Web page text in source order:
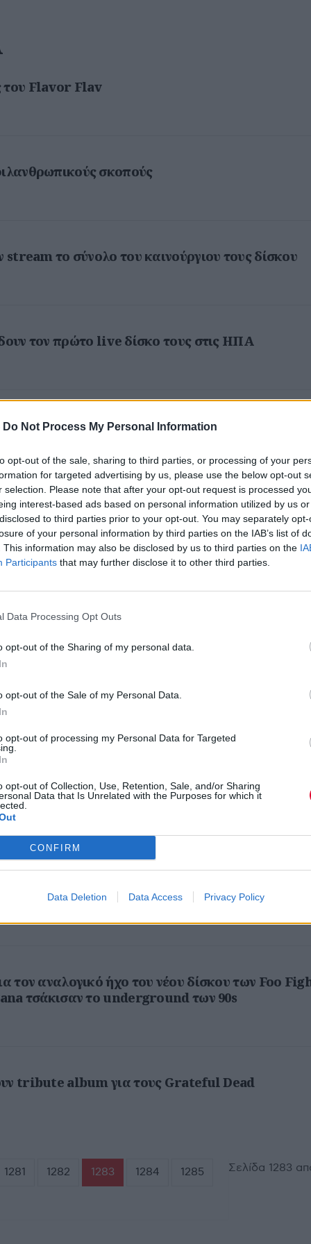
Do Not Process My Personal Information
opt-out of the sale, sharing to third parties, or processing of your
for targeted advertising by us, please use the below opt-out
selection. Please note that after your opt-out request is processed
interest-based ads based on personal information utilized by us
to third parties prior to your opt-out. You may separately
of your personal information by third parties on the IAB’s list of
This information may also be disclosed by us to third parties on the
Participants that may further disclose it to other third parties.
Data Processing Opt Outs
opt-out of the Sharing of my personal data.
opt-out of the Sale of my Personal Data.
opt-out of processing my Personal Data for Targeted
opt-out of Collection, Use, Retention, Sale, and/or Sharing
Data that Is Unrelated with the Purposes for which it
CONFIRM
Data Deletion Data Access Privacy Policy
του Flavor Flav
σκοπούς
stream το σύνολο του καινούργιου τους δίσκου
τον πρώτο live δίσκο τους στις ΗΠΑ
την έγκριση ο Yankovic από την Gaga για τη
το αποτέλεσμα απογοητεύει…
stream live show και νέο video
TV on the Radio
Jon Bon Jovi προς τους αμερικανούς
στην Ελλάδα (τη συναυλία του
από τον Brian Eno…
τον αναλογικό ήχο του νέου δίσκου των Foo
τσάκισαν το underground των 90s
tribute album για τους Grateful Dead
Σελίδα 1283
1281 1282 1283 1284 1285